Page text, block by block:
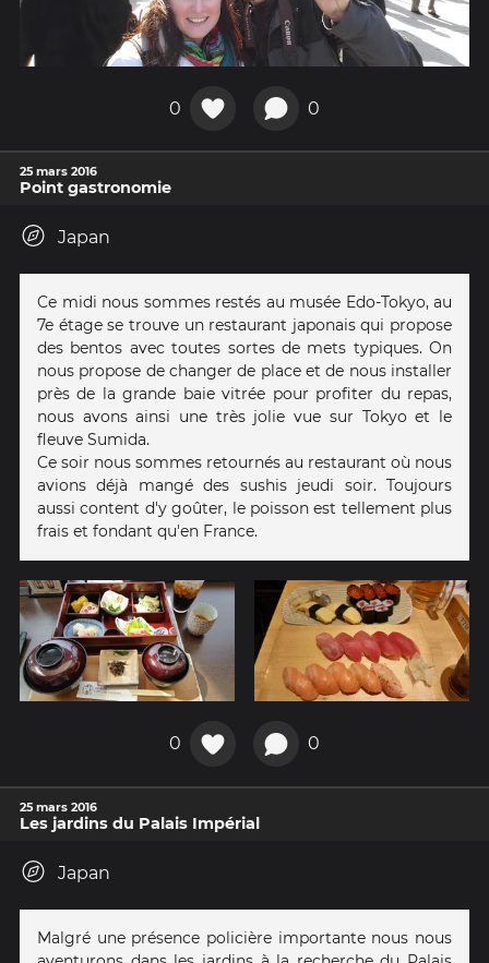
0 0
25 mars 2016
Point gastronomie
Japan
Ce midi nous sommes restés au musée Edo-Tokyo, au
7e étage se trouve un restaurant japonais qui propose
des bentos avec toutes sortes de mets typiques. On
nous propose de changer de place et de nous installer
près de la grande baie vitrée pour profiter du repas,
nous avons ainsi une très jolie vue sur Tokyo et le
fleuve Sumida.
Ce soir nous sommes retournés au restaurant où nous
avions déjà mangé des sushis jeudi soir. Toujours
aussi content d'y goûter, le poisson est tellement plus
frais et fondant qu'en France.
0 0
25 mars 2016
Les jardins du Palais Impérial
Japan
Malgré une présence policière importante nous nous